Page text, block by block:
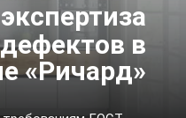
в
«Ричард»